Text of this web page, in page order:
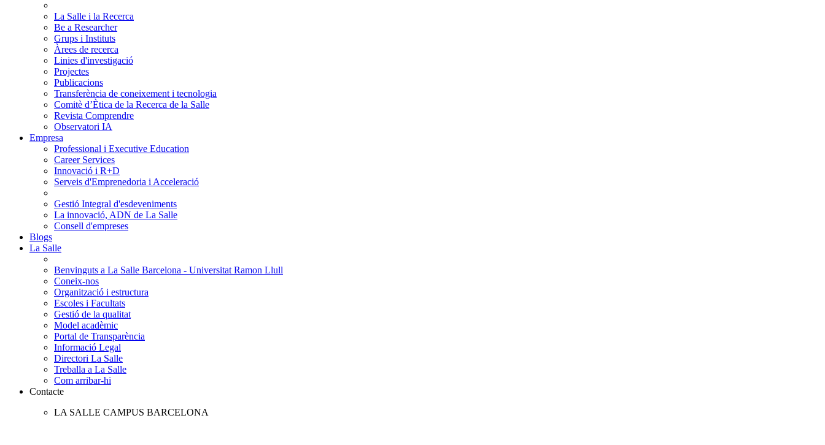
La Salle i la Recerca
Be a Researcher
Grups i Instituts
Àrees de recerca
Linies d'investigació
Projectes
Publicacions
Transferència de coneixement i tecnologia
Comitè d’Ètica de la Recerca de la Salle
Revista Comprendre
Observatori IA
Empresa
Professional i Executive Education
Career Services
Innovació i R+D
Serveis d'Emprenedoria i Acceleració
Gestió Integral d'esdeveniments
La innovació, ADN de La Salle
Consell d'empreses
Blogs
La Salle
Benvinguts a La Salle Barcelona - Universitat Ramon Llull
Coneix-nos
Organització i estructura
Escoles i Facultats
Gestió de la qualitat
Model acadèmic
Portal de Transparència
Informació Legal
Directori La Salle
Treballa a La Salle
Com arribar-hi
Contacte
LA SALLE CAMPUS BARCELONA